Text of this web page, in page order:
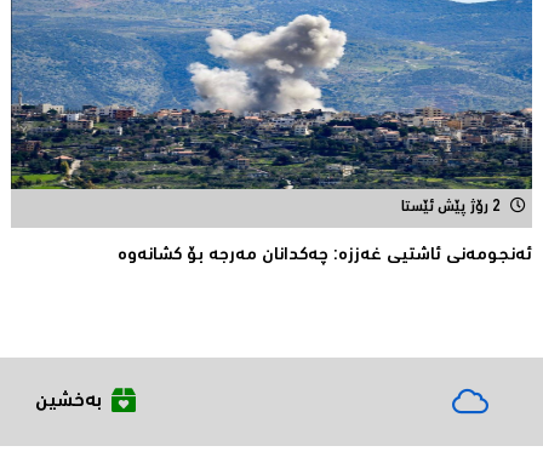
2 رۆژ پێش ئێستا
ئەنجومەنى ئاشتیی غەززە: چەکدانان مەرجە بۆ کشانەوە
بەخشین